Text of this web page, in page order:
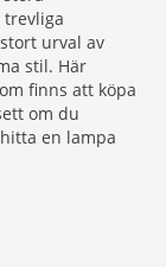
urval av
stil. Här
finns att köpa
om du
en lampa